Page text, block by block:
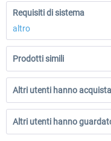
Requisiti di sistema
altro
Prodotti simili
Altri utenti hanno
Altri utenti hanno